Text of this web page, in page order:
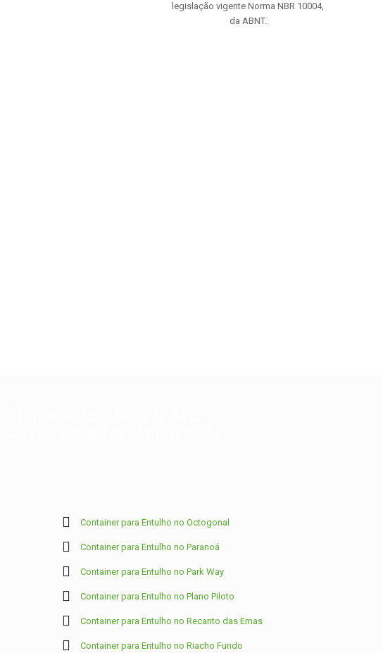
legislação vigente Norma NBR 10004,
da ABNT.
Container para Entulho no Octogonal
Container para Entulho no Paranoá
Container para Entulho no Park Way
Container para Entulho no Plano Piloto
Container para Entulho no Recanto das Emas
Container para Entulho no Riacho Fundo